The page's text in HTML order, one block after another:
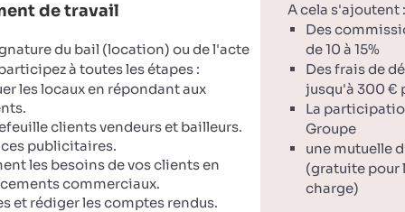
de travail
du bail (location) ou de l'acte
à toutes les étapes :
les locaux en répondant aux
clients vendeurs et bailleurs.
publicitaires.
les besoins de vos clients en
commerciaux.
et rédiger les comptes rendus.
A cela s'ajoutent :
Des
de 10 à 15%
Des frais de
jusqu'à 300 €
La
Groupe
une mutuelle
(gratuite pour
charge)